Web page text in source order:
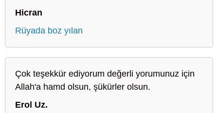
Hicran
Rüyada boz yılan
Çok teşekkür ediyorum değerli yorumunuz için
Allah'a hamd olsun, şükürler olsun.
Erol Uz.